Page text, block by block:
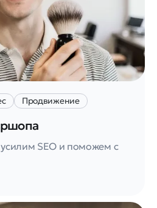
Продвижение
SEO и поможем с